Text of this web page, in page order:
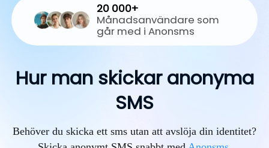
Deutsch Português
Italiano English (Philippines)
Português (Brasil) Русский
Nederlands
Türkçe Polski
20 000+
Månadsanvändare som
går med i Anonsms
Hur man skickar anonyma
SMS
Behöver du skicka ett sms utan att avslöja din identitet?